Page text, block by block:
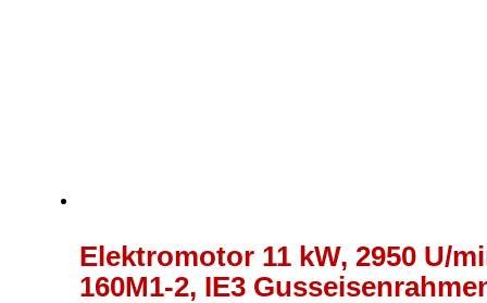
Elektromotor 11 kW, 2950 U/
160M1-2, IE3